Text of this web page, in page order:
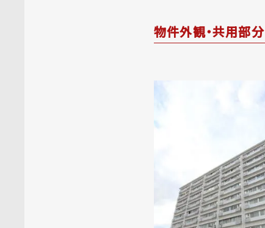
物件外観・共用部分